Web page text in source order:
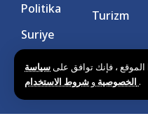
الموقع ، فإنك توافق علىسياسة
الخصوصية و .
Politika
Suriye
Ekonomi
Turizm